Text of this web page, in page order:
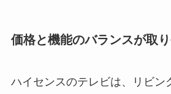
価格と機能のバランスが取
ハイセンスのテレビは、リビン